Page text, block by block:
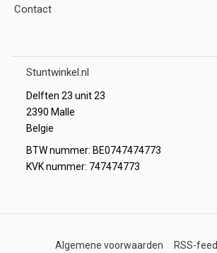
Contact
Stuntwinkel.nl
Delften 23 unit 23
2390 Malle
Belgie
BTW nummer: BE0747474773
KVK nummer: 747474773
Algemene voorwaarden RSS-feed